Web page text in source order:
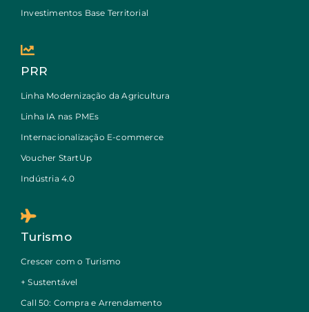
Investimentos Base Territorial
PRR
Linha Modernização da Agricultura
Linha IA nas PMEs
Internacionalização E-commerce
Voucher StartUp
Indústria 4.0
Turismo
Crescer com o Turismo
+ Sustentável
Call 50: Compra e Arrendamento